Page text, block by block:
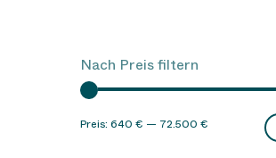
SLS Pulver
Nach Preis filtern
Preis: 640 € — 72.500 €